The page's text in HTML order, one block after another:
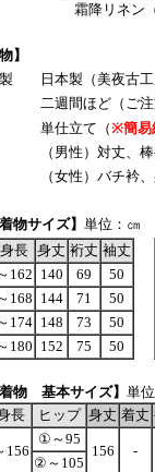
霜降リネン
】
日本製（美夜古工
二週間ほど（ご注
単仕立て（※簡易
（男性）対丈、
（女性）バチ衿、
物サイズ】 単位：㎝
身長 身丈 裄丈 袖丈
162 140 69
50
168 144 71
50
174 148 73
50
180 152 75 50
着物 基本サイズ】 単
長 ヒップ 身丈 着丈
156
①～95
156 -
②～105